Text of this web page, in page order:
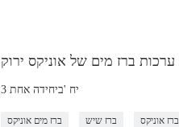
ערכות ברז מים של אוניקס ירוק
3 יח 'ביחידה אחת
ברז מים אוניקס ברז שיש ברז אוניקס